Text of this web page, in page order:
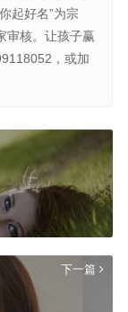
起好名”为宗
审核。让孩子赢
，或加
下一篇